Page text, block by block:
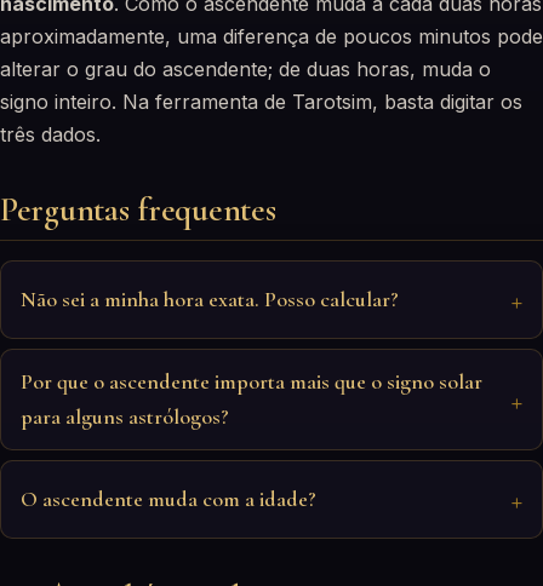
aproximadamente, uma diferença de poucos minutos pode
alterar o grau do ascendente; de duas horas, muda o
signo inteiro. Na ferramenta de Tarotsim, basta digitar os
três dados.
Perguntas frequentes
Não sei a minha hora exata. Posso calcular?
Por que o ascendente importa mais que o signo solar
para alguns astrólogos?
O ascendente muda com a idade?